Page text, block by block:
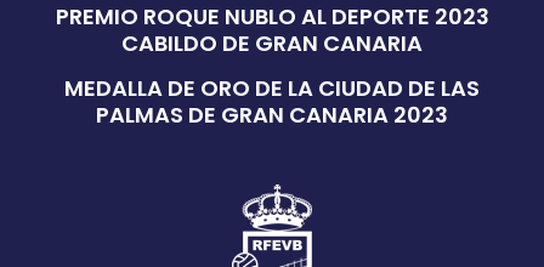
PREMIO ROQUE NUBLO AL DEPORTE 2023
CABILDO DE GRAN CANARIA
MEDALLA DE ORO DE LA CIUDAD DE LAS
PALMAS DE GRAN CANARIA 2023